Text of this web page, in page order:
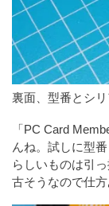
裏面、型番とシ
「PC Card
んね。試しに型
らしいものは引
古そうなので仕方